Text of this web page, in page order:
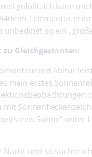
gefüllt. Ich kann
Telementor
so ein
zu Gleichgesinnten:
mit Abitur
mein erstes
Sonne“
Nacht und so suchte